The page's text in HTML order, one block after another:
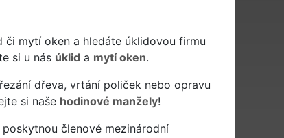
mytí oken a hledáte úklidovou firmu
si u nás úklid a mytí oken.
dřeva, vrtání poliček nebo opravu
si naše hodinové manžely!
členové mezinárodní